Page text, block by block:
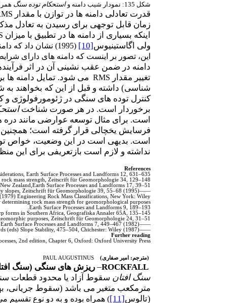
شکل 135: نمودار شیب دامنه و استحکام توده سنگ
قدرت تعادلی دامنه ها در توازن با مقدار
زمان قابل توجهی برای رسیدن به تعادل مذکور نیاز دارند (بیش از 10000 سال)؛ بنابراین دامنه
اینکه بسیاری از دامنه ها در تطبیق با میزان
ولی اگاستینیوس[10]
(1995) نشان داد
این، تصور بر اینست که دامنه های دارای
دامنه در ضمن عقب نشینی آن در اثر
تغییر مقدار RMS می شود. تمایل دامنه ها
شناسی) داشته و قبل از این که بخواهند
کنترل توده های سنگی در ژئومورفولوژی و
برخوردار است. در هر صورت شناخت
است. برای مثال توسعه عوارضی مانند دره
فرسایش یخچالی قرار گرفته است؛
است. بدیهی است در این وضعیت، خواص
نداشته و لازم است بازتعریفی برای این
References
Earth Surface Processes and Landforms 12, 631–635.
mass strength, Zeitscrift für Geomorphologie 34, 129–148.
Zealand,Earth Surface Processes and Landforms 17, 39–51.
——(1995) Rock mass strength and the stability of some glacial valley slopes, Zeitschrift für Geomorphologie 39, 55–68.
Engineering Rock Mass Classifications, New York: Wiley.
rock mass strength for geomorphological purposes,
Earth Surface Processes and Landforms 9, 189–193.
forms in Southern Africa, Geografiska Annaler 65A, 135–145.
purposes, Zeitschrift für Geomorphologie 24, 31–51.
——(1982) Controls on the stability and inclinations of hill slopes formed on hard rock, Earth Surface Processes and Landforms 7, 449–467.
——(1987) Rock Slopes, in M.G. Anderson and K.S. Richards (eds) Slope Stability, 475–504, Chichester: Wiley.
Further reading
2nd edition, Chapter 6, Oxford: Oxford University Press.
(مترجم: امیر صفاری) PAUL AUGUSTINUS
ROCKFALL
– ریزش های سنگی (سنگ
سنگ افتان سقوط آزاد یا محدود قطعات
مترمکعب متغیر می باشد (سقوط جریانی،
(تالوس[11]) همراه بوده و به دو نوع تقسیم